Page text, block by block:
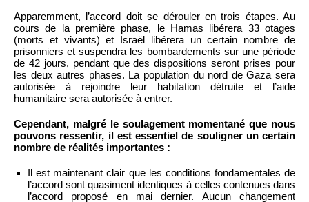
Apparemment, l’accord doit se dérouler en trois étapes. Au
cours de la première phase, le Hamas libérera 33 otages
(morts et vivants) et Israël libérera un certain nombre de
prisonniers et suspendra les bombardements sur une période
de 42 jours, pendant que des dispositions seront prises pour
les deux autres phases. La population du nord de Gaza sera
autorisée à rejoindre leur habitation détruite et l’aide
humanitaire sera autorisée à entrer.
Cependant, malgré le soulagement momentané que nous
pouvons ressentir, il est essentiel de souligner un certain
nombre de réalités importantes :
Il est maintenant clair que les conditions fondamentales de
l’accord sont quasiment identiques à celles contenues dans
l’accord proposé en mai dernier. Aucun changement